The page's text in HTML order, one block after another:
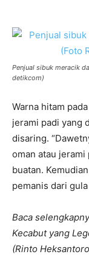
Penjual sibuk meracik
detikcom)
Warna hitam
jerami padi yang
disaring.
oman atau jerami
buatan.
pemanis dari
Baca
Kecabut yang
(Rinto